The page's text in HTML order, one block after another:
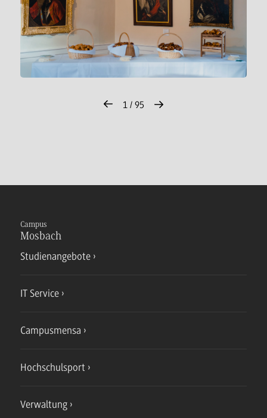
1 / 95
Campus
Mosbach
Studienangebote
IT Service
Campusmensa
Hochschulsport
Verwaltung